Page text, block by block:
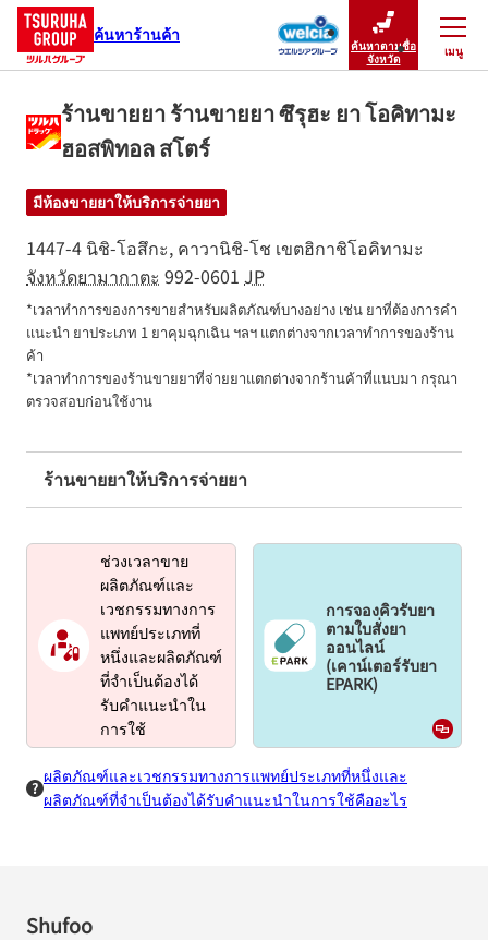
ค้นหาร้านค้า
ค้นหาตามชื่อ
จังหวัด
เมนู
ปิดเมนู
ร้านขายยา ร้านขายยา ซึรุฮะ ยา โอคิทามะ
ฮอสพิทอล สโตร์
มีห้องขายยาให้บริการจ่ายยา
1447-4 นิชิ-โอสึกะ, คาวานิชิ-โช เขตฮิกาชิโอคิทามะ
จังหวัดยามากาตะ 992-0601 JP
*เวลาทำการของการขายสำหรับผลิตภัณฑ์บางอย่าง เช่น ยาที่ต้องการคำ
แนะนำ ยาประเภท 1 ยาคุมฉุกเฉิน ฯลฯ แตกต่างจากเวลาทำการของร้าน
ค้า
*เวลาทำการของร้านขายยาที่จ่ายยาแตกต่างจากร้านค้าที่แนบมา กรุณา
ตรวจสอบก่อนใช้งาน
ร้านขายยาให้บริการจ่ายยา
ช่วงเวลาขาย
ผลิตภัณฑ์และ
เวชกรรมทางการ
แพทย์ประเภทที่
หนึ่งและผลิตภัณฑ์
ที่จำเป็นต้องได้
รับคำแนะนำใน
การใช้
การจองคิวรับยา
ตามใบสั่งยา
ออนไลน์
(เคาน์เตอร์รับยา
EPARK)
ผลิตภัณฑ์และเวชกรรมทางการแพทย์ประเภทที่หนึ่งและ
ผลิตภัณฑ์ที่จำเป็นต้องได้รับคำแนะนำในการใช้คืออะไร
Shufoo